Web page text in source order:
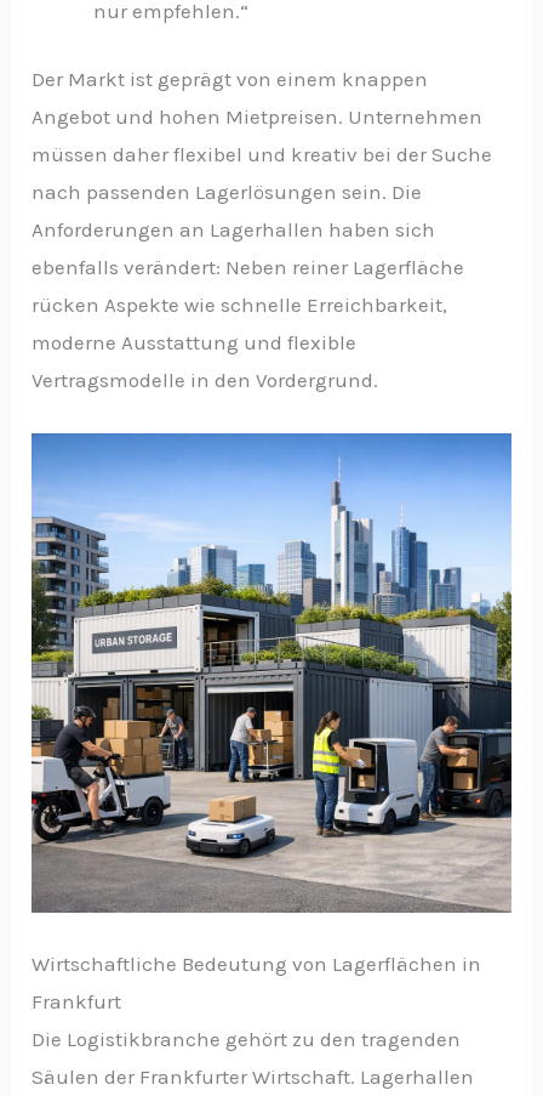
nur empfehlen.“
Der Markt ist geprägt von einem knappen
Angebot und hohen Mietpreisen. Unternehmen
müssen daher flexibel und kreativ bei der Suche
nach passenden Lagerlösungen sein. Die
Anforderungen an Lagerhallen haben sich
ebenfalls verändert: Neben reiner Lagerfläche
rücken Aspekte wie schnelle Erreichbarkeit,
moderne Ausstattung und flexible
Vertragsmodelle in den Vordergrund.
Wirtschaftliche Bedeutung von Lagerflächen in
Frankfurt
Die Logistikbranche gehört zu den tragenden
Säulen der Frankfurter Wirtschaft. Lagerhallen